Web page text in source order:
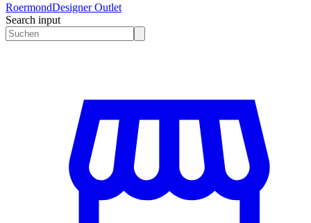
RoermondDesigner Outlet
Search input